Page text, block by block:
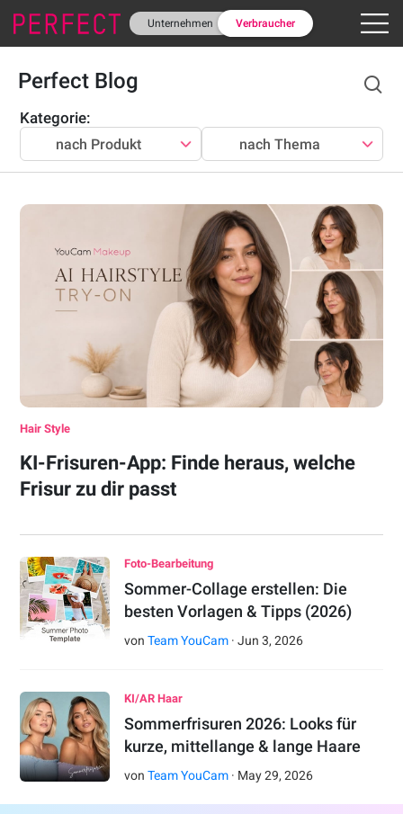
Unternehmen Verbraucher
Perfect Blog
Kategorie:
nach Produkt nach Thema
Hair Style
KI-Frisuren-App: Finde heraus, welche
Frisur zu dir passt
Foto-Bearbeitung
Sommer-Collage erstellen: Die
besten Vorlagen & Tipps (2026)
vonTeam YouCam ·Jun 3,2026
KI/AR Haar
Sommerfrisuren 2026: Looks für
kurze, mittellange & lange Haare
vonTeam YouCam · May 29,2026